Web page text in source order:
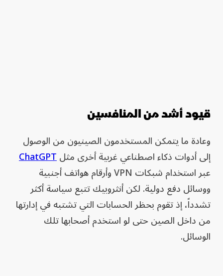
قيود أشد من المنافسين
وعادة ما يتمكن المستخدمون الصينيون من الوصول
إلى أدوات ذكاء اصطناعي غربية أخرى مثلChatGPT
عبر استخدام شبكات VPN وأرقام هواتف أجنبية
ووسائل دفع دولية. لكن أنثروبيك تتبع سياسة أكثر
تشدداً، إذ تقوم بحظر الحسابات التي تشتبه في إدارتها
من داخل الصين حتى لو استخدم أصحابها تلك
الوسائل.